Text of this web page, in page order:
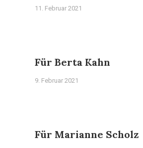
11. Februar 2021
Für Berta Kahn
9. Februar 2021
Für Marianne Scholz